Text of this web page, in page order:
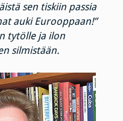
sen tiskiin passia
auki Eurooppaan!”
tytölle ja ilon
silmistään.